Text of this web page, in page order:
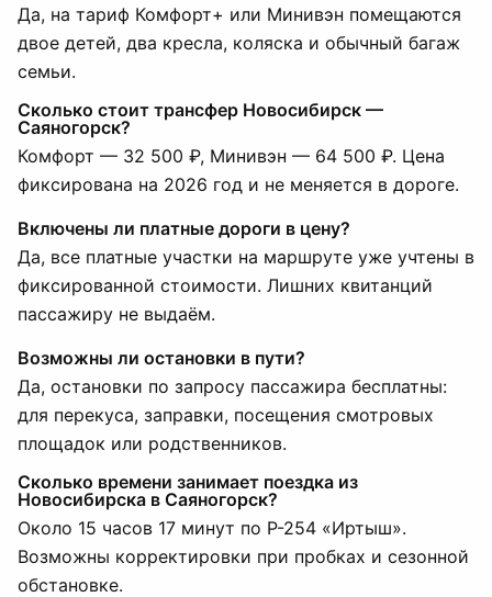
Да, на тариф Комфорт+ или Минивэн помещаются
двое детей, два кресла, коляска и обычный багаж
семьи.
Сколько стоит трансфер Новосибирск —
Саяногорск?
Комфорт — 32 500 ₽, Минивэн — 64 500 ₽. Цена
фиксирована на 2026 год и не меняется в дороге.
Включены ли платные дороги в цену?
Да, все платные участки на маршруте уже учтены в
фиксированной стоимости. Лишних квитанций
пассажиру не выдаём.
Возможны ли остановки в пути?
Да, остановки по запросу пассажира бесплатны:
для перекуса, заправки, посещения смотровых
площадок или родственников.
Сколько времени занимает поездка из
Новосибирска в Саяногорск?
Около 15 часов 17 минут по Р-254 «Иртыш».
Возможны корректировки при пробках и сезонной
обстановке.